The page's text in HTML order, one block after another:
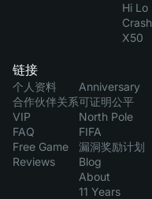
Hi Lo
Crash
X50
链接
个人资料
合作伙伴关系
VIP
FAQ
Free Game
Reviews
Anniversary
可证明公平
North Pole
FIFA
漏洞奖励计划
Blog
About
11 Years